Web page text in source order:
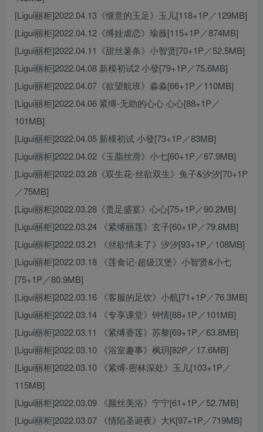
[Ligui丽柜]2022.04.13《惬意的玉足》玉儿[118+1P／129MB]
[Ligui丽柜]2022.04.12《缚娃虐恋》瑜薇[115+1P／874MB]
[Ligui丽柜]2022.04.11《甜丝薯条》小智贤[70+1P／52.5MB]
[Ligui丽柜]2022.04.08 新模初试2 小發[79+1P／75.6MB]
[Ligui丽柜]2022.04.07《欲望航班》淼淼[66+1P／110MB]
[Ligui丽柜]2022.04.06 紧缚-无助的心心 心心[88+1P／
101MB]
[Ligui丽柜]2022.04.05 新模初试 小發[73+1P／83MB]
[Ligui丽柜]2022.04.02《玉脂丝滑》小七[60+1P／67.9MB]
[Ligui丽柜]2022.03.28《双生花-丝欲双生》兔子&汐汐[70+1P
／75MB]
[Ligui丽柜]2022.03.28《贵足盛宴》心心[75+1P／90.2MB]
[Ligui丽柜]2022.03.24 《紧缚丽莲》玄子[60+1P／79.8MB]
[Ligui丽柜]2022.03.21 《丝欲情未了》汐汐[93+1P／108MB]
[Ligui丽柜]2022.03.18 《莲食记-超级汉堡》小智贤&小七
[75+1P／80.9MB]
[Ligui丽柜]2022.03.16 《客服的足饮》小航[71+1P／76.3MB]
[Ligui丽柜]2022.03.14 《专享课堂》钟情[88+1P／101MB]
[Ligui丽柜]2022.03.11 《紧缚香莲》苏黎[69+1P／63.8MB]
[Ligui丽柜]2022.03.10 《浴室趣事》枫玥[82P／17.6MB]
[Ligui丽柜]2022.03.10 《紧缚-密林深处》玉儿[103+1P／
115MB]
[Ligui丽柜]2022.03.09 《颜丝美浴》宁宁[61+1P／52.7MB]
[Ligui丽柜]2022.03.07 《情陷圣诞夜》大K[97+1P／719MB]